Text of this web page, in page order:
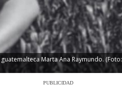
Marta Ana Raymundo. (Foto:
PUBLICIDAD